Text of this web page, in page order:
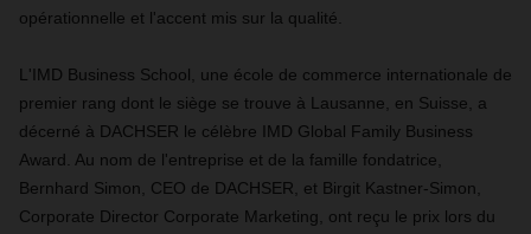
opérationnelle et l'accent mis sur la qualité.
L'IMD Business School, une école de commerce internationale de
premier rang dont le siège se trouve à Lausanne, en Suisse, a
décerné à DACHSER le célèbre IMD Global Family Business
Award. Au nom de l'entreprise et de la famille fondatrice,
Bernhard Simon, CEO de DACHSER, et Birgit Kastner-Simon,
Corporate Director Corporate Marketing, ont reçu le prix lors du